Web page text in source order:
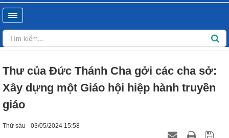
Thư của Đức Thánh Cha gởi các cha sở:
Xây dựng một Giáo hội hiệp hành truyền
giáo
Thứ sáu - 03/05/2024 15:58